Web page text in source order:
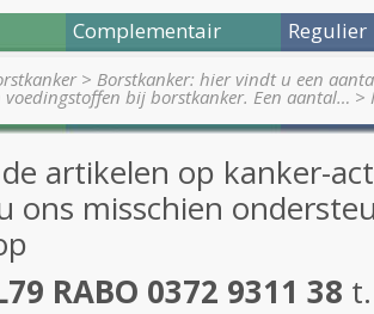
Complementair Regulier
> Borstkanker: hier vindt u een
voedingstoffen bij borstkanker. Een aantal… >
artikelen op kanker-
ons misschien
RABO 0372 9311 38